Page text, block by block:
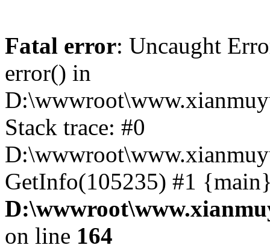
Fatal error: Uncaught
error() in
Stack trace: #0
GetInfo(105235) #1
on line 164